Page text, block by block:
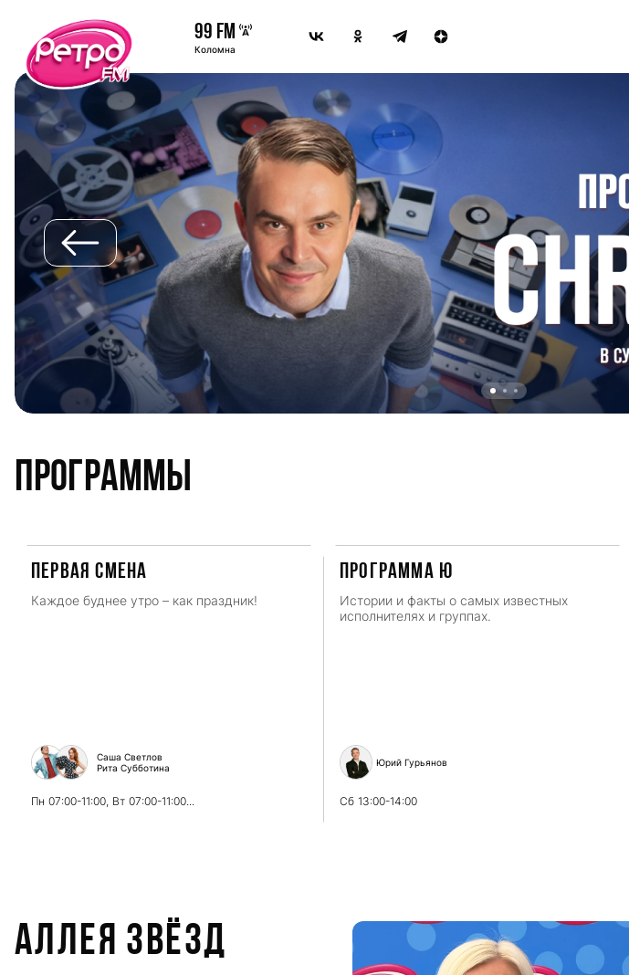
99 FM
Коломна
Программы
ПЕРВАЯ СМЕНА
Каждое буднее утро – как праздник!
Саша Светлов
Рита Субботина
Пн 07:00-11:00, Вт 07:00-11:00...
Программа Ю
Истории и факты о самых известных
исполнителях и группах.
Юрий Гурьянов
Сб 13:00-14:00
Аллея звёзд